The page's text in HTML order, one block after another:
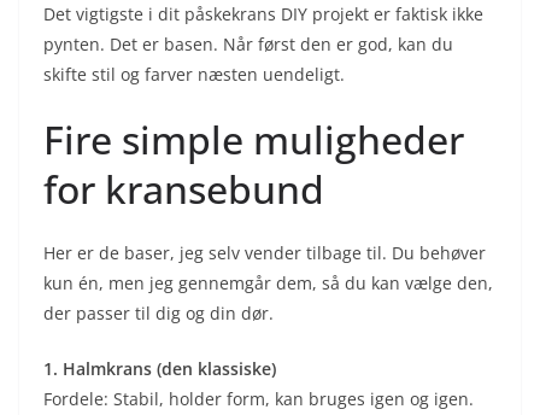
Det vigtigste i dit påskekrans DIY projekt er faktisk ikke
pynten. Det er basen. Når først den er god, kan du
skifte stil og farver næsten uendeligt.
Fire simple muligheder
for kransebund
Her er de baser, jeg selv vender tilbage til. Du behøver
kun én, men jeg gennemgår dem, så du kan vælge den,
der passer til dig og din dør.
1. Halmkrans (den klassiske)
Fordele: Stabil, holder form, kan bruges igen og igen.